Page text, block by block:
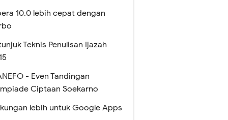
10.0 lebih cepat dengan
Teknis Penulisan Ijazah
- Even Tandingan
Ciptaan Soekarno
lebih untuk Google Apps